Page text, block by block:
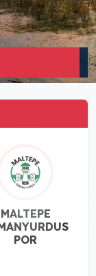
MALTEPE
POR